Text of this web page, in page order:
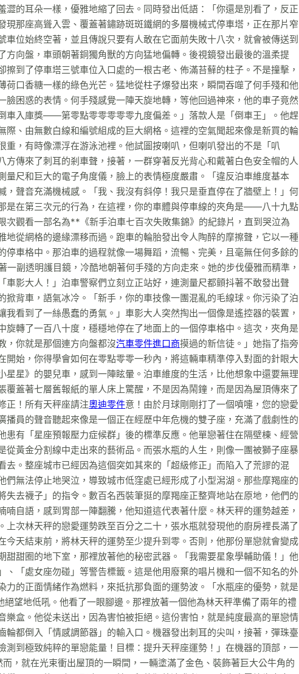
的耳朵一樣，優雅地縮了回去。同時發出低語：「你還是別看了，反正
那座高聳入雲、覆蓋著鏽跡斑斑鐵網的多層機械式停車塔，正在那片窄
位始終空著，並且傳說只要有人敢在它面前失敗十八次，就會被傳送到
向盤，車頭朝著銅獨角獸的方向猛地偏轉。後視鏡發出最後的溫柔提
到了停車塔三號車位入口處的一根古老、佈滿苔蘚的柱子。不是撞擊，
口香糖一樣的綠色光芒。猛地從柱子爆發出來，瞬間吞噬了何手殘和他
困惑的表情。何手殘感覺一陣天旋地轉，等他回過神來，他的車子竟然
車入庫獎——第零點零零零零零九度偏差。」落款人是「倒車王」。他趕
、由無數白線和編號組成的巨大網格。這裡的空氣聞起來像是新買的輪
，有時像漂浮在游泳池裡。他試圖按喇叭，但喇叭發出的不是「叭
傳來了刺耳的剎車聲，接著，一群穿著反光背心和戴著白色安全帽的人
量尺和巨大的電子角度儀，臉上的表情極度嚴肅。「違反泊車維度基本
聲音充滿機械感。「我、我沒有斜停！我只是垂直停在了牆壁上！」何
是在第三次元的行為，在這裡，你的車體與停車線的夾角是——八十九點
觀看一部名為**《新手泊車七百次失敗集錦》的紀錄片，直到哭泣為
從網格的邊緣漂移而過。跑車的輪胎發出令人陶醉的摩擦聲，它以一種
車格中。那泊車的過程就像一場舞蹈，流暢、完美，且毫無任何多餘的
副透明護目鏡，冷酷地朝著何手殘的方向走來。她的步伐優雅而精準，
車影大人！」泊車警察們立刻立正站好，連測量尺都顫抖著不敢發出聲
背車，語氣冰冷。「新手，你的車技像一團混亂的毛線球。你污染了泊
看到了一絲愚蠢的勇氣。」車影大人突然掏出一個像是遙控器的裝置，
轉了一百八十度，穩穩地停在了地面上的一個停車格中。這次，夾角是
你就是那個連方向盤都沒汽車零件進口商摸過的新信徒。」她指了指旁
始，你得學會如何在零點零零一秒內，將這輛車精準停入對面的針眼大
星星》的嬰兒車，感到一陣眩暈。泊車維度的生活，比他想象中還要無理
蓋著七層舊報紙的單人床上驚醒，不是因為鬧鐘，而是因為屋頂傳來了
正！所有天秤座請注奧迪零件意！由於月球剛剛打了一個噴嚏，您的戀愛
員的聲音聽起來像是一個正在經歷中年危機的雙子座，充滿了戲劇性的
有「星座預報壓力症候群」後的標準反應。他單戀著住在隔壁棟、經營
從黃金分割線中走出來的藝術品。而張水瓶的人生，則像一團被獅子座暴
。整座城市已經因為這個突如其來的「超級修正」而陷入了荒謬的混
無法停止地哭泣，導致城市低窪處已經形成了小型潟湖。那些摩羯座的
失去襪子」的指令。數百名西裝筆挺的摩羯座正整齊地站在原地，他們的
自語，感到胃部一陣翻騰，他知道這代表著什麼。林天秤的運勢越差，
次林天秤的戀愛運勢跌至百分之二十，張水瓶就發現他的廚房裡長滿了
今天結束前，將林天秤的運勢至少提升到零。否則，他那份單戀就會變成
甜圈的地下室，那裡放著他的秘密武器。「我需要星象學輔助儀！」他
「處女座勿碰」等警告標籤。這是他用廢棄的唱片機和一個不知名的外
的正面情緒作為燃料，來抵抗那負面的運勢波。「水瓶座的優勢，就是
望地低吼。他看了一眼腳邊。那裡放著一個他為林天秤準備了兩年的禮
樂盒。他從未送出，因為害怕被拒絕。這份害怕，就是純度最高的單戀情
都倒入「情感調節器」的輸入口。機器發出刺耳的尖叫，接著，彈珠臺
測到極致純粹的單戀能量！目標：提升天秤座運勢！」在機器的頂部，一
，就在光束衝出屋頂的一瞬間，一輛塗滿了金色、裝飾著巨大公牛角的